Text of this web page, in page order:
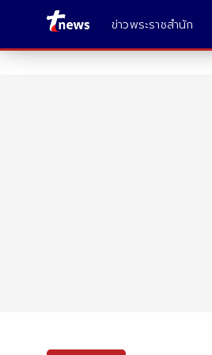
ข่าวพระราชสำนัก